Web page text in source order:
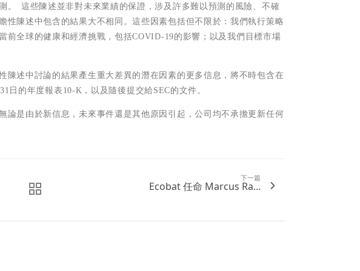
。
這些陳述並非對未來業績的保證，涉及許多難以預測的風險、不確
性陳述中包含的結果大不相同。這些因素包括但不限於：我們執行策略
前全球的健康和經濟挑戰，包括COVID-19的影響；以及我們目標市場
陳述中討論的結果產生重大差異的潛在因素的更多信息，將不時包含在
31 日的年度報表 10-K ，以及隨後提交給 SEC的文件。
論是由於新信息，未來事件還是其他原因引起，公司均不承擔更新任何
下一篇
Ecobat 任命 Marcus Ra...